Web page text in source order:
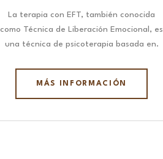
La terapia con EFT, también conocida
como Técnica de Liberación Emocional, es
una técnica de psicoterapia basada en.
MÁS INFORMACIÓN